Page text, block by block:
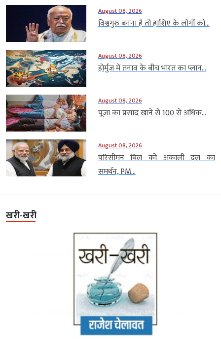
August 08, 2026
विश्वगुरु बनना है तो हाशिए के लोगों को...
August 08, 2026
होर्मुज में तनाव के बीच भारत का प्लान...
August 08, 2026
पूजा का प्रसाद खाने से 100 से अधिक...
August 08, 2026
परिसीमन बिल को अकाली दल का
समर्थन, PM...
खरी-खरी